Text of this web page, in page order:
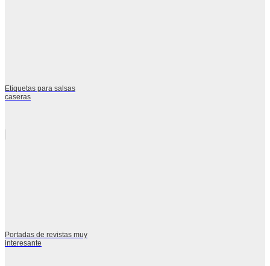
Etiquetas para salsas
caseras
Portadas de revistas muy
interesante